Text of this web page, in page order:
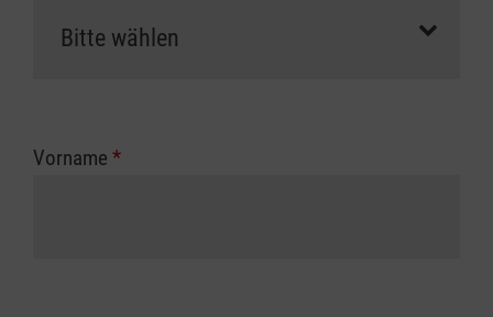
Vorname *